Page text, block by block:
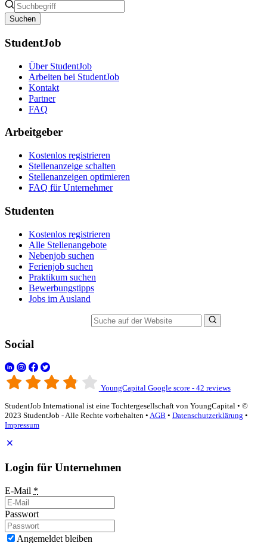
Suchen
StudentJob
Über StudentJob
Arbeiten bei StudentJob
Kontakt
Partner
FAQ
Arbeitgeber
Kostenlos registrieren
Stellenanzeige schalten
Stellenanzeigen optimieren
FAQ für Unternehmer
Studenten
Kostenlos registrieren
Alle Stellenangebote
Nebenjob suchen
Ferienjob suchen
Praktikum suchen
Bewerbungstipps
Jobs im Ausland
Social
YoungCapital Google score - 42 reviews
StudentJob International ist eine Tochtergesellschaft von YoungCapital • ©
2023 StudentJob - Alle Rechte vorbehalten • AGB • Datenschutzerklärung •
Impressum
Login für Unternehmen
E-Mail *
Passwort
Angemeldet bleiben